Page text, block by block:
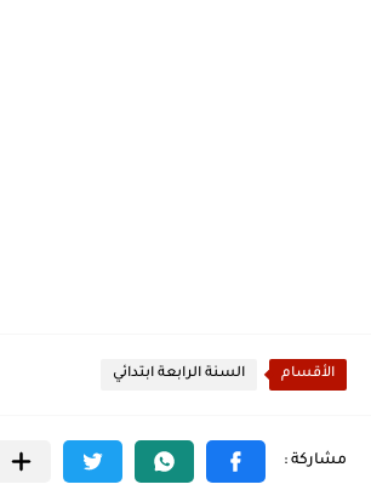
الأقسام السنة الرابعة ابتدائي